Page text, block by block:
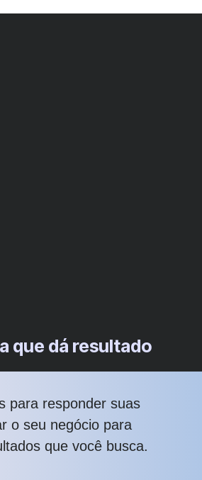
que dá resultado
para responder suas
o seu negócio para
que você busca.